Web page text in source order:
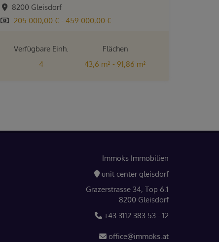
8200 Gleisdorf
205.000,00 € - 459.000,00 €
Verfügbare Einh.
4
Flächen
43,6 m² - 91,86 m²
Immoks Immobilien
unit center gleisdorf
Grazerstrasse 34, Top 6.1
8200 Gleisdorf
+43 3112 383 53 - 12
office@immoks.at